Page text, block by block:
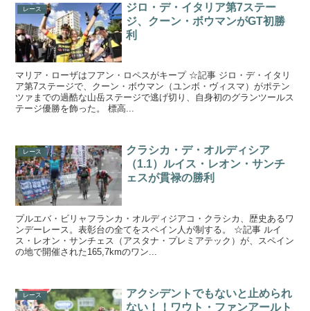
レース
ジロ・デ・イタリア第7ステー
ジ、クーン・ボウマンがGT初勝
利
マリア・ローザはフアン・ロペスがキープ ☆記事 ジロ・デ・イタリ
ア第7ステージで、クーン・ボウマン（ユンボ・ヴィスマ）がポテン
ツァまでの過酷な山岳ステージで逃げ切り、自身初のグランツールス
テージ優勝を飾った。 標高...
レース
クラシカ・デ・オルディシア
（1.1）ルイス・レオン・サンチ
ェスが貫禄の勝利
プルエバ・ビリャフランカ・オルディジアコ・クラシカ、歴史あるワ
ンデーレース。表彰台の全てをスペイン人が制する。 ☆記事 ルイ
ス・レオン・サンチェス（アスタナ・プレミアテック）が、スペイン
の地で開催された165,7kmのワン...
レース
アクシデントでもないと止められ
ない！！ワウト・ファンアールト